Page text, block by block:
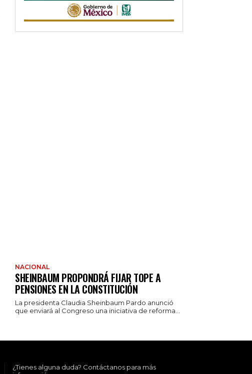
NACIONAL
SHEINBAUM PROPONDRÁ FIJAR TOPE A
PENSIONES EN LA CONSTITUCIÓN
La presidenta Claudia Sheinbaum Pardo anunció
que enviará al Congreso una iniciativa de reforma...
¿Tienes alguna duda? Contáctanos para más